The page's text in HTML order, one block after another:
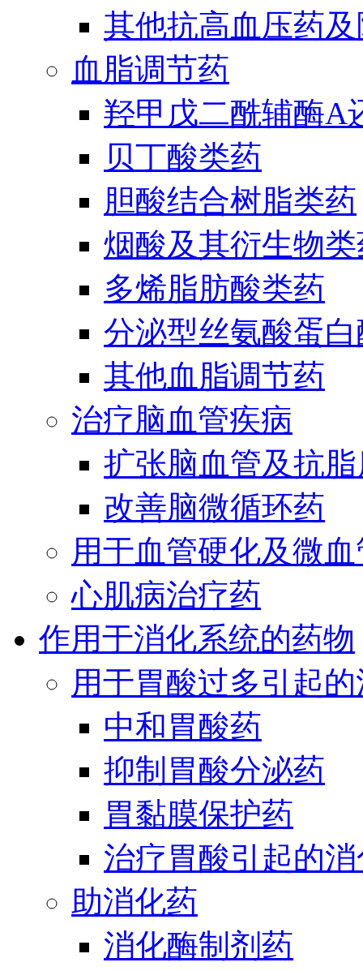
其他抗高血压药
血脂调节药
羟甲戊二酰辅酶A
贝丁酸类药
胆酸结合树脂类药
烟酸及其衍生物
多烯脂肪酸类药
分泌型丝氨酸蛋
其他血脂调节药
治疗脑血管疾病
扩张脑血管及抗
改善脑微循环药
用于血管硬化及微
心肌病治疗药
作用于消化系统的药物
用于胃酸过多引起
中和胃酸药
抑制胃酸分泌药
胃黏膜保护药
治疗胃酸引起的
助消化药
消化酶制剂药